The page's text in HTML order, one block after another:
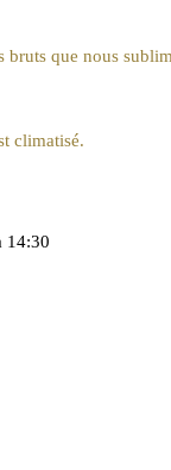
que nous
climatisé.
14:30